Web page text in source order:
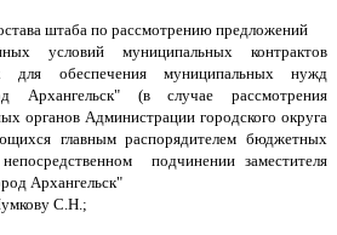
штаба по рассмотрению предложений
условий муниципальных контрактов
для обеспечения муниципальных нужд
Архангельск" (в случае рассмотрения
органов Администрации городского округа
главным распорядителем бюджетных
подчинении заместителя
Архангельск"
С.Н.;